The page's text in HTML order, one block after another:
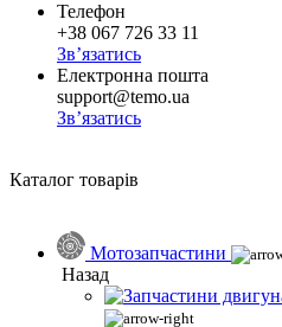
Телефон
+38 067 726 33 11
Зв’язатись
Електронна пошта
support@temo.ua
Зв’язатись
Каталог товарів
Мотозапчастини
Назад